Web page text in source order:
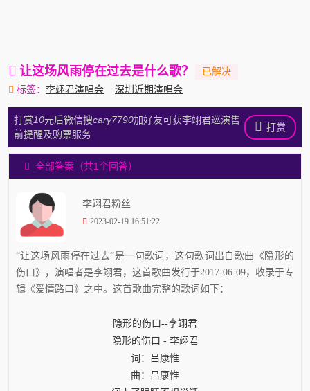
让这场风雨停在过去是什么歌？
标签： 李翊君演唱会 深圳近期演唱会
打赏10元后微信搜cary7790加好友可获李翊君巡演售
前提醒及购票服务
打赏
全部答案（共1个回答）
李翊君粉丝
2023-02-19 16:51:22
“让这场风雨停在过去”是一句歌词，这句歌词出自歌曲《隐形的
伤口》，演唱者是李翊君，这首歌曲发行于2017-06-09，收录于专
辑《爱情路口》之中。这首歌曲完整的歌词如下：
隐形的伤口--李翊君
隐形的伤口 - 李翊君
词：吕康惟
曲：吕康惟